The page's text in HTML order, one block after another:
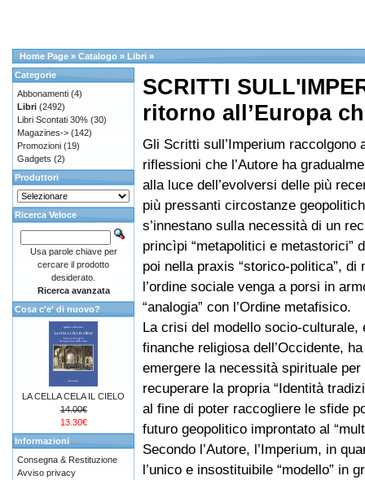
Home Page » Catalogo » Libri »
SCRITTI
ritorno all’Europa
Gli Scritti sull’Imperium raccolgono
riflessioni che l’Autore ha
alla luce dell’evolversi delle più
più pressanti circostanze
s’innestano sulla necessità di un
princìpi “metapolitici e metastorici”
poi nella praxis “storico-politica”, di
l’ordine sociale venga a porsi in
“analogia” con l’Ordine metafisico.
La crisi del modello socio-culturale,
finanche religiosa dell’Occidente,
emergere la necessità spirituale per
recuperare la propria “Identità
al fine di poter raccogliere le sfide
futuro geopolitico improntato al
Secondo l’Autore, l’Imperium, in
l’unico e insostituibile “modello” in
Categorie
Abbonamenti (4)
Libri (2492)
Libri Scontati 30% (30)
Magazines-> (142)
Promozioni (19)
Gadgets (2)
Produttori
Ricerca Veloce
Usa parole chiave per
cercare il prodotto
desiderato.
Ricerca avanzata
Cosa c'e' di nuovo?
LA CELLA CELA IL CIELO
14.00€
13.30€
Informazioni
Consegna & Restituzione
Avviso privacy